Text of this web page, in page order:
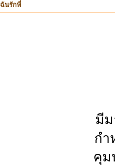
ฉันรักพี่
มีม
กำ
คุม